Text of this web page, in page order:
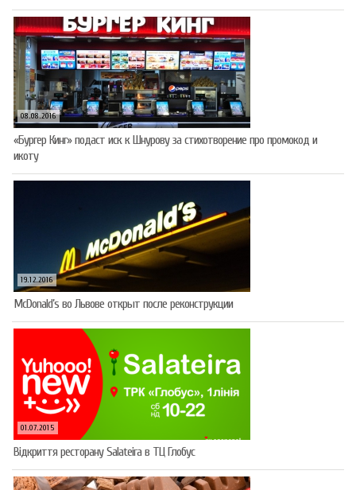
08.08.2016
«Бургер Кинг» подаст иск к Шнурову за стихотворение про промокод и
икоту
19.12.2016
McDonald’s во Львове открыт после реконструкции
01.07.2015
Відкриття ресторану Salateirа в ТЦ Глобус